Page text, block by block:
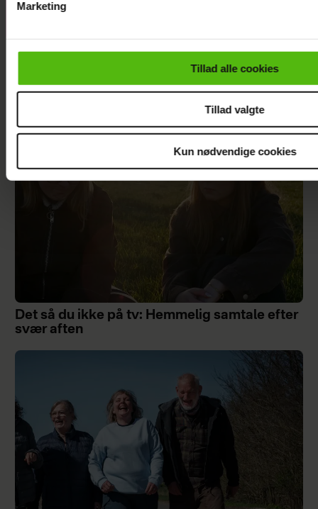
cookiepolitik.
Marketing
Tillad alle cookies
Tillad valgte
Kun nødvendige cookies
LÆS OGSÅ:
Det så du ikke på tv: Hemmelig samtale efter
svær aften